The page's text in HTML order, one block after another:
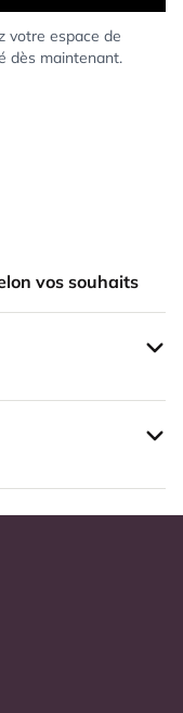
votre espace de
dès maintenant.
vos souhaits